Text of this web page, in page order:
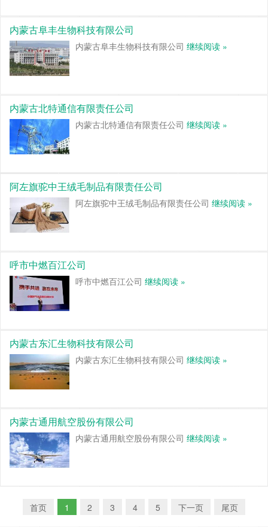
内蒙古阜丰生物科技有限公司
内蒙古阜丰生物科技有限公司 继续阅读 »
内蒙古北特通信有限责任公司
内蒙古北特通信有限责任公司 继续阅读 »
阿左旗驼中王绒毛制品有限责任公司
阿左旗驼中王绒毛制品有限责任公司 继续阅读 »
呼市中燃百江公司
呼市中燃百江公司 继续阅读 »
内蒙古东汇生物科技有限公司
内蒙古东汇生物科技有限公司 继续阅读 »
内蒙古通用航空股份有限公司
内蒙古通用航空股份有限公司 继续阅读 »
首页 1 2 3 4 5 下一页 尾页